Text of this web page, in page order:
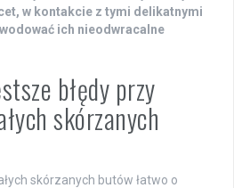
w kontakcie z tymi delikatnymi
ich nieodwracalne
błędy przy
skórzanych
skórzanych butów łatwo o